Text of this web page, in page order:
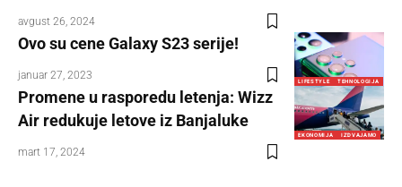
avgust 26, 2024
LIFESTYLE TEHNOLOGIJA
Ovo su cene Galaxy S23 serije!
januar 27, 2023
EKONOMIJA IZDVAJAMO
Promene u rasporedu letenja: Wizz
Air redukuje letove iz Banjaluke
mart 17, 2024